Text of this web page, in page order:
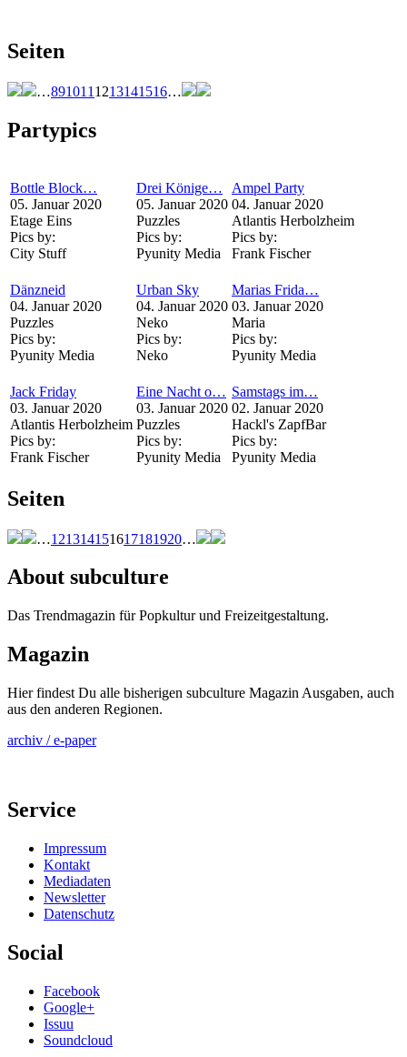
Seiten
…891011 1213141516…
Partypics
Bottle Block…
05. Januar 2020
Etage Eins
Pics by:
City Stuff
Drei Könige…
05. Januar 2020
Puzzles
Pics by:
Pyunity Media
Ampel Party
04. Januar 2020
Atlantis Herbolzheim
Pics by:
Frank Fischer
Dänzneid
04. Januar 2020
Puzzles
Pics by:
Pyunity Media
Urban Sky
04. Januar 2020
Neko
Pics by:
Neko
Marias Frida…
03. Januar 2020
Maria
Pics by:
Pyunity Media
Jack Friday
03. Januar 2020
Atlantis Herbolzheim
Pics by:
Frank Fischer
Eine Nacht o…
03. Januar 2020
Puzzles
Pics by:
Pyunity Media
Samstags im…
02. Januar 2020
Hackl's ZapfBar
Pics by:
Pyunity Media
Seiten
…121314151617181920…
About subculture
Das Trendmagazin für Popkultur und Freizeitgestaltung.
Magazin
Hier findest Du alle bisherigen subculture Magazin Ausgaben, auch
aus den anderen Regionen.
archiv / e-paper
Service
Impressum
Kontakt
Mediadaten
Newsletter
Datenschutz
Social
Facebook
Google+
Issuu
Soundcloud